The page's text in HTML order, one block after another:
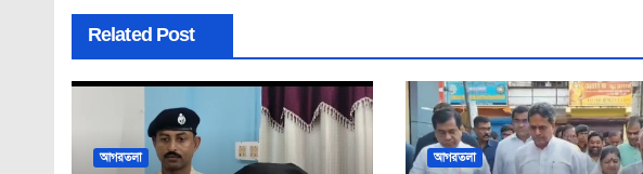
Related Post
আগরতলা আগরতলা